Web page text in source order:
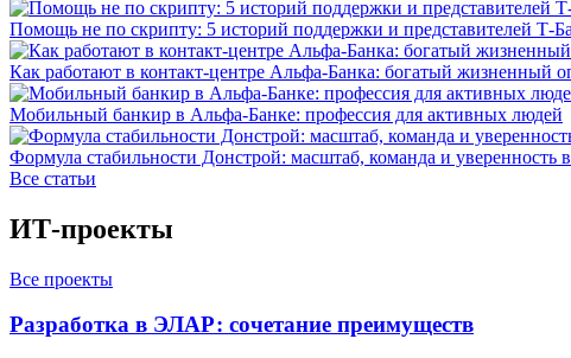
Помощь не по скрипту: 5 историй поддержки и представителей Т-
Как работают в контакт-центре Альфа-Банка: богатый жизненный
Мобильный банкир в Альфа-Банке: профессия для активных людей
Формула стабильности Донстрой: масштаб, команда и уверенность
Все статьи
ИТ-проекты
Все проекты
Разработка в ЭЛАР: сочетание преимуществ